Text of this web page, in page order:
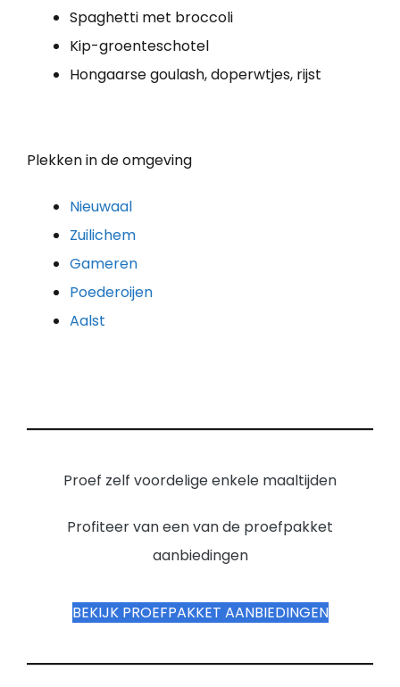
Spaghetti met broccoli
Kip-groenteschotel
Hongaarse goulash, doperwtjes, rijst
Plekken in de omgeving
Nieuwaal
Zuilichem
Gameren
Poederoijen
Aalst
Proef zelf voordelige enkele maaltijden
Profiteer van een van de proefpakket
aanbiedingen
BEKIJK PROEFPAKKET AANBIEDINGEN